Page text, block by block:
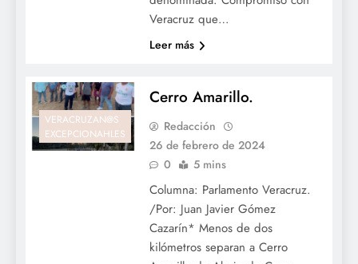
Veracruz que…
Leer más
VERACRUZAN@S
EXCEPCIONAHLES
Cerro Amarillo.
Redacción
26 de febrero de 2024
0
5 mins
Columna: Parlamento Veracruz.
/Por: Juan Javier Gómez
Cazarín* Menos de dos
kilómetros separan a Cerro